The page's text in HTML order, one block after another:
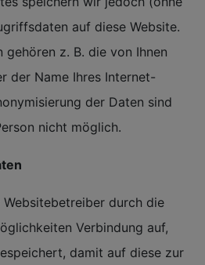
auf diese Website.
z. B. die von Ihnen
der Name Ihres Internet-
der Daten sind
nicht möglich.
Websitebetreiber durch die
Verbindung auf,
damit auf diese zur